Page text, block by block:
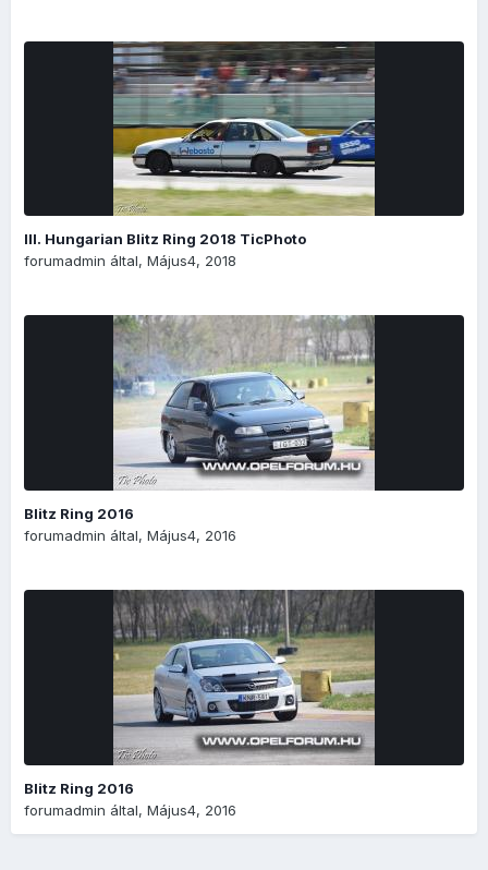
III. Hungarian Blitz Ring 2018 TicPhoto
forumadmin által, Május4, 2018
Blitz Ring 2016
forumadmin által, Május4, 2016
Blitz Ring 2016
forumadmin által, Május4, 2016